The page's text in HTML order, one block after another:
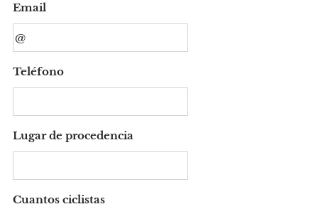
Email
Teléfono
Lugar de procedencia
Cuantos ciclistas